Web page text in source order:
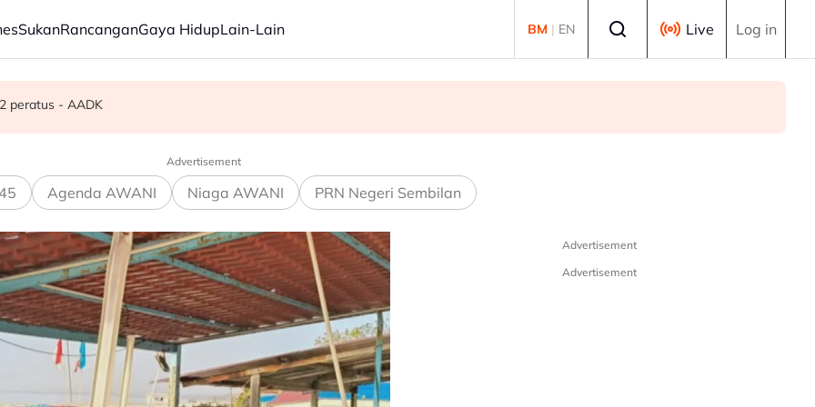
SukanRancanganGaya HidupLain-Lain BM | EN Live Log in
59 dicekup
peratus - AADK
MAG, tawar kepakaran pemeriksaan ketat
Advertisement
Agenda AWANI Niaga AWANI PRN Negeri Sembilan
Advertisement
Advertisement